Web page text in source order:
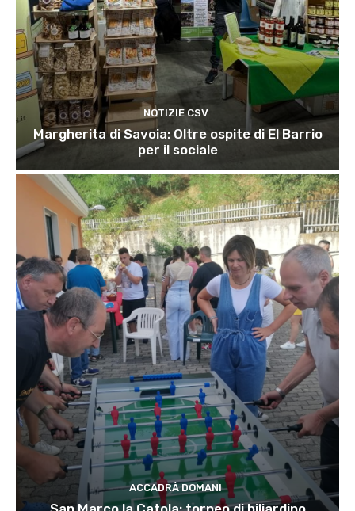
NOTIZIE CSV
Margherita di Savoia: Oltre ospite di El Barrio
per il sociale
ACCADRÀ DOMANI